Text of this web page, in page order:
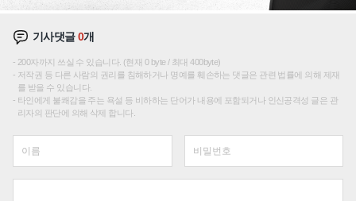
기사댓글0개
200자까지 쓰실 수 있습니다. (현재 0 byte / 최대 400byte)
저작권 등 다른 사람의 권리를 침해하거나 명예를 훼손하는 댓글은 관련 법률에 의해 제재
를 받을 수 있습니다.
타인에게 불쾌감을 주는 욕설 등 비하하는 단어가 내용에 포함되거나 인신공격성 글은 관
리자의 판단에 의해 삭제 합니다.